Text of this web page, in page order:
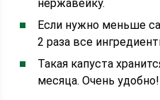
нержавейку.
Если нужно меньше
2 раза все
Такая капуста
месяца. Очень удобно!